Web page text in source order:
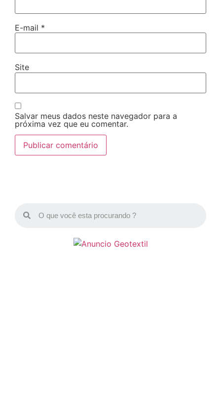
E-mail *
Site
Salvar meus dados neste navegador para a
próxima vez que eu comentar.